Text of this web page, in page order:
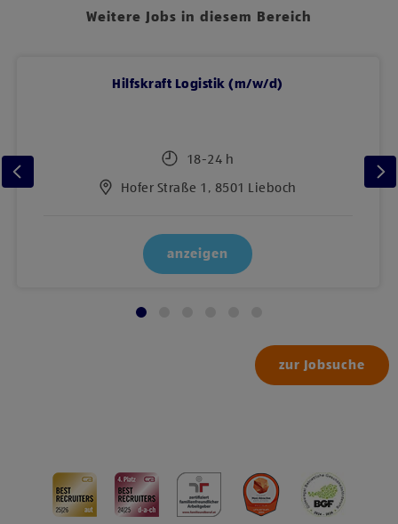
Weitere Jobs in diesem Bereich
Hilfskraft Logistik (m/w/d)
18-24 h
Hofer Straße 1, 8501 Lieboch
anzeigen
zur Jobsuche